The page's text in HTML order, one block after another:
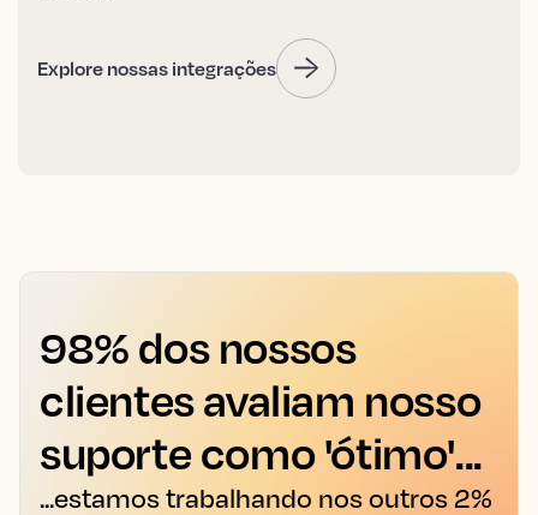
Explore nossas integrações
98% dos nossos
clientes avaliam nosso
suporte como 'ótimo'...
...estamos trabalhando nos outros 2%